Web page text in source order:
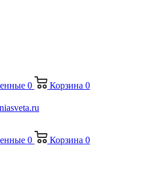
0 Корзина 0
0 Корзина 0